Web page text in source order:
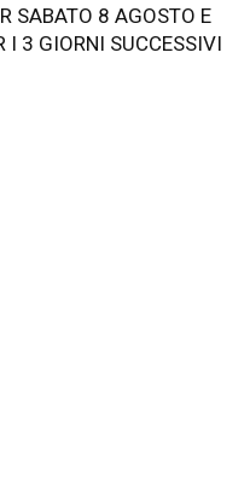
SABATO 8 AGOSTO E
I 3 GIORNI SUCCESSIVI